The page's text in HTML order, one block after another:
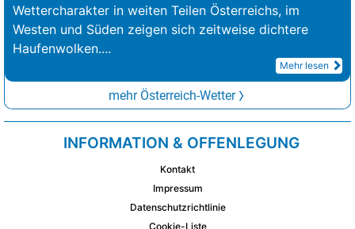
Wettercharakter in weiten Teilen Österreichs, im
Westen und Süden zeigen sich zeitweise dichtere
Haufenwolken....
Mehr lesen
mehr Österreich-Wetter
INFORMATION & OFFENLEGUNG
Kontakt
Impressum
Datenschutzrichtlinie
Cookie-Liste